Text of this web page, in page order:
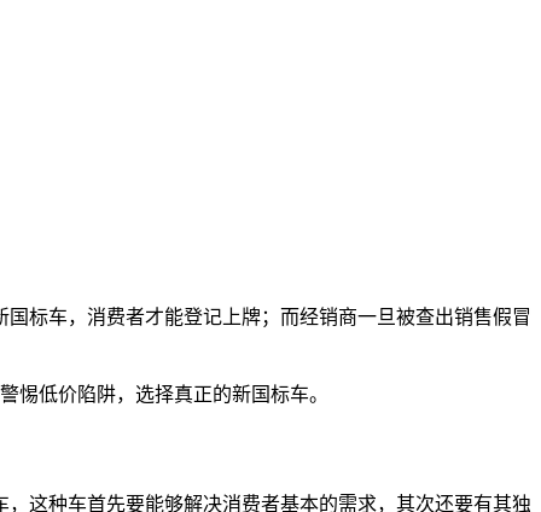
标车，消费者才能登记上牌；而经销商一旦被查出销售假冒
惕低价陷阱，选择真正的新国标车。
，这种车首先要能够解决消费者基本的需求，其次还要有其独